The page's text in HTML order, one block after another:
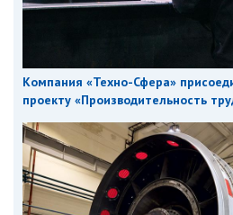
Компания «Техно-Сфера»
проекту «Производительность